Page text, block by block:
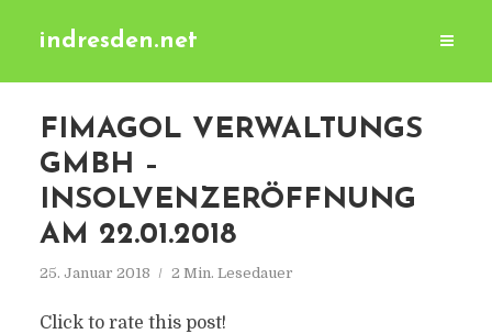
indresden.net
FIMAGOL VERWALTUNGS
GMBH –
INSOLVENZERÖFFNUNG
AM 22.01.2018
25. Januar 2018 2 Min. Lesedauer
Click to rate this post!